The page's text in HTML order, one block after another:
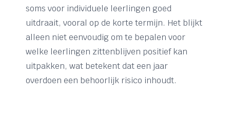
soms voor individuele leerlingen goed
uitdraait, vooral op de korte termijn. Het blijkt
alleen niet eenvoudig om te bepalen voor
welke leerlingen zittenblijven positief kan
uitpakken, wat betekent dat een jaar
overdoen een behoorlijk risico inhoudt.